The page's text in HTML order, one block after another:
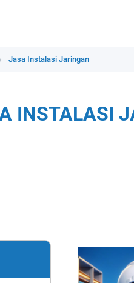
Jasa Instalasi Jaringan
INSTALASI